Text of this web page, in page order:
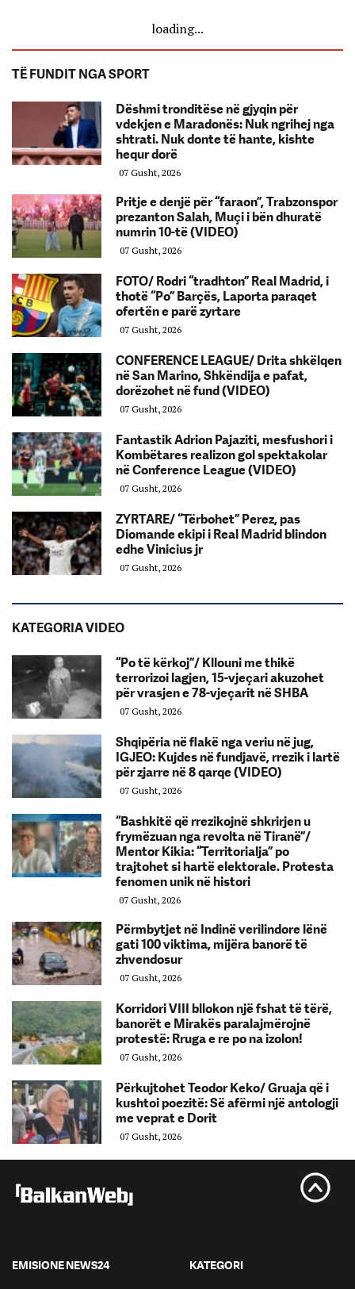
loading...
TË FUNDIT NGA SPORT
Dëshmi tronditëse në gjyqin për
vdekjen e Maradonës: Nuk ngrihej nga
shtrati. Nuk donte të hante, kishte
hequr dorë
07 Gusht, 2026
Pritje e denjë për “faraon”, Trabzonspor
prezanton Salah, Muçi i bën dhuratë
numrin 10-të (VIDEO)
07 Gusht, 2026
FOTO/ Rodri “tradhton” Real Madrid, i
thotë “Po” Barçës, Laporta paraqet
ofertën e parë zyrtare
07 Gusht, 2026
CONFERENCE LEAGUE/ Drita shkëlqen
në San Marino, Shkëndija e pafat,
dorëzohet në fund (VIDEO)
07 Gusht, 2026
Fantastik Adrion Pajaziti, mesfushori i
Kombëtares realizon gol spektakolar
në Conference League (VIDEO)
07 Gusht, 2026
ZYRTARE/ “Tërbohet” Perez, pas
Diomande ekipi i Real Madrid blindon
edhe Vinicius jr
07 Gusht, 2026
KATEGORIA VIDEO
“Po të kërkoj”/ Kllouni me thikë
terrorizoi lagjen, 15-vjeçari akuzohet
për vrasjen e 78-vjeçarit në SHBA
07 Gusht, 2026
Shqipëria në flakë nga veriu në jug,
IGJEO: Kujdes në fundjavë, rrezik i lartë
për zjarre në 8 qarqe (VIDEO)
07 Gusht, 2026
“Bashkitë që rrezikojnë shkrirjen u
frymëzuan nga revolta në Tiranë”/
Mentor Kikia: “Territorialja” po
trajtohet si hartë elektorale. Protesta
fenomen unik në histori
07 Gusht, 2026
Përmbytjet në Indinë verilindore lënë
gati 100 viktima, mijëra banorë të
zhvendosur
07 Gusht, 2026
Korridori VIII bllokon një fshat të tërë,
banorët e Mirakës paralajmërojnë
protestë: Rruga e re po na izolon!
07 Gusht, 2026
Përkujtohet Teodor Keko/ Gruaja që i
kushtoi poezitë: Së afërmi një antologji
me veprat e Dorit
07 Gusht, 2026
EMISIONE NEWS24 KATEGORI